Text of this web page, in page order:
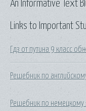
Links to Important
Гдз от путина 9 класс обж
Решебник по
Решебник по немецкому
An Informative Text